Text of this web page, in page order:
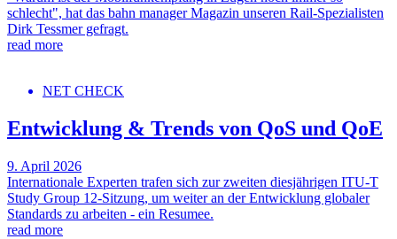
schlecht", hat das bahn manager Magazin unseren Rail-Spezialisten
Dirk Tessmer gefragt.
read more
NET CHECK
Entwicklung & Trends von QoS und QoE
9. April 2026
Internationale Experten trafen sich zur zweiten diesjährigen ITU-T
Study Group 12-Sitzung, um weiter an der Entwicklung globaler
Standards zu arbeiten - ein Resumee.
read more